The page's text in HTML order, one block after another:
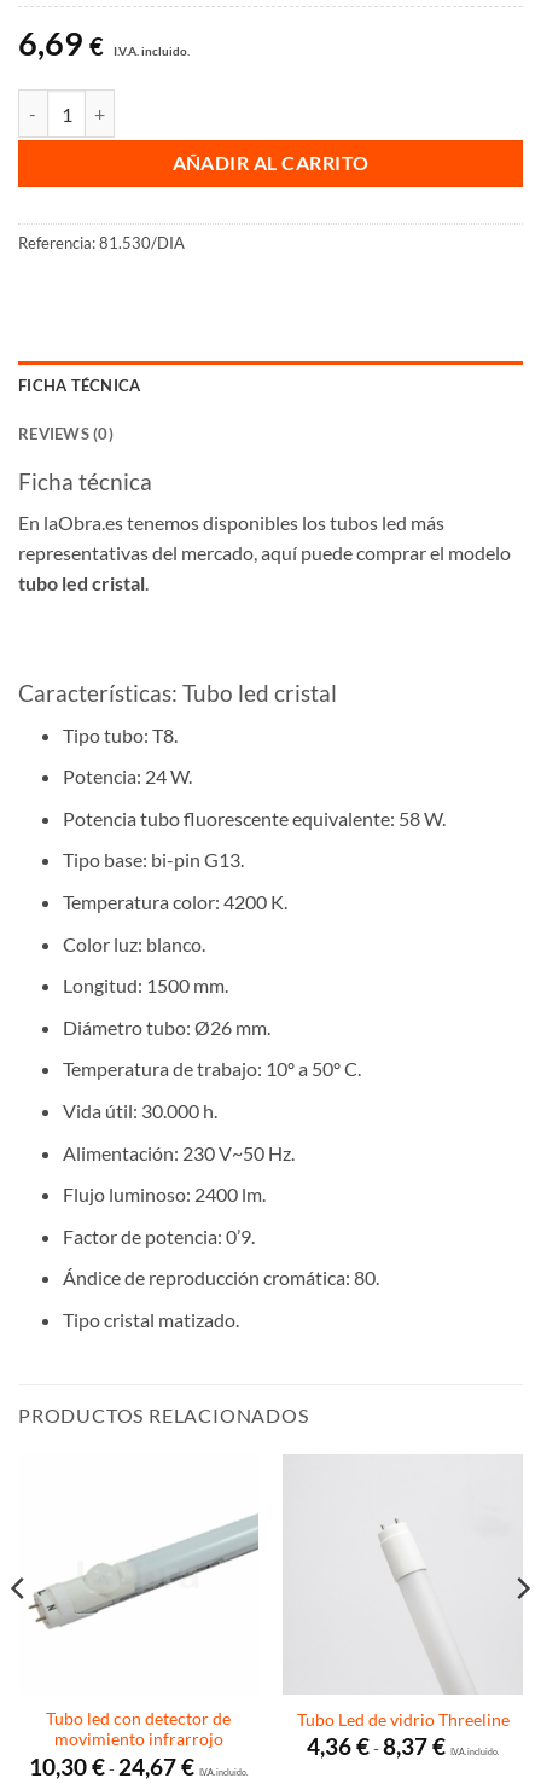
6,69 € I.V.A. incluido.
AÑADIR AL CARRITO
Referencia:81.530/DIA
FICHA TÉCNICA
REVIEWS (0)
Ficha técnica
En laObra.es tenemos disponibles los tubos led más
representativas del mercado, aquí puede comprar el modelo
tubo led cristal.
Características: Tubo led cristal
Tipo tubo: T8.
Potencia: 24 W.
Potencia tubo fluorescente equivalente: 58 W.
Tipo base: bi-pin G13.
Temperatura color: 4200 K.
Color luz: blanco.
Longitud: 1500 mm.
Diámetro tubo: Ø26 mm.
Temperatura de trabajo: 10º a 50º C.
Vida útil: 30.000 h.
Alimentación: 230 V~50 Hz.
Flujo luminoso: 2400 lm.
Factor de potencia: 0’9.
Ándice de reproducción cromática: 80.
Tipo cristal matizado.
PRODUCTOS RELACIONADOS
Tubo led con detector de
movimiento infrarrojo
10,30€- 24,67€Rango
de
I.V.A. incluido.
Tubo Led de vidrio Threeline
4,36€-8,37€Rango
de
I.V.A. incluido.